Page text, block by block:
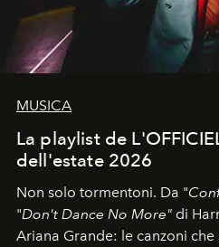
MUSICA
La playlist de
dell'estate 2026
Non solo tormentoni. Da "
"Don't Dance No More" di
Ariana Grande: le canzoni